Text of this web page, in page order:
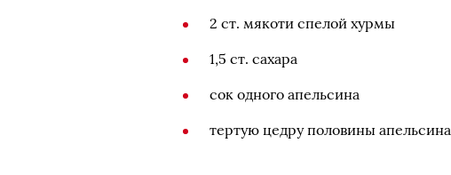
2 ст. мякоти спелой хурмы
1,5 ст. сахара
сок одного апельсина
тертую цедру половины апельсина